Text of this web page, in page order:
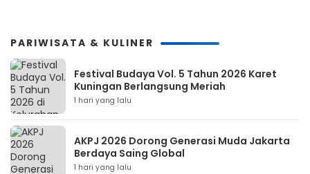
PARIWISATA & KULINER
Festival Budaya Vol. 5 Tahun 2026 Karet
Kuningan Berlangsung Meriah
1 hari yang lalu
AKPJ 2026 Dorong Generasi Muda Jakarta
Berdaya Saing Global
1 hari yang lalu